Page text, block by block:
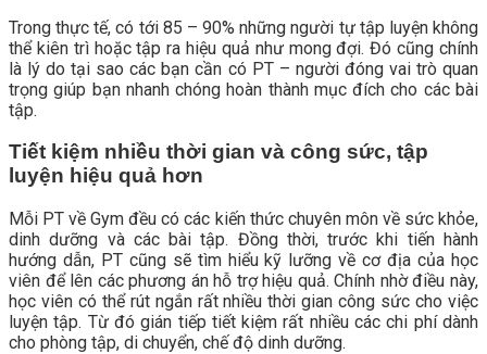
Trong thực tế, có tới 85 – 90% những người tự tập luyện không
thể kiên trì hoặc tập ra hiệu quả như mong đợi. Đó cũng chính
là lý do tại sao các bạn cần có PT – người đóng vai trò quan
trọng giúp bạn nhanh chóng hoàn thành mục đích cho các bài
tập.
Tiết kiệm nhiều thời gian và công sức, tập
luyện hiệu quả hơn
Mỗi PT về Gym đều có các kiến thức chuyên môn về sức khỏe,
dinh dưỡng và các bài tập. Đồng thời, trước khi tiến hành
hướng dẫn, PT cũng sẽ tìm hiểu kỹ lưỡng về cơ địa của học
viên để lên các phương án hỗ trợ hiệu quả.Chính nhờ điều này,
học viên có thể rút ngắn rất nhiều thời gian công sức cho việc
luyện tập. Từ đó gián tiếp tiết kiệm rất nhiều các chi phí dành
cho phòng tập, di chuyển, chế độ dinh dưỡng.